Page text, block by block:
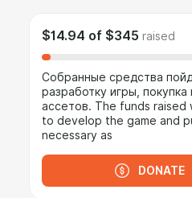
$14.94 of $345 raised
Собранные средства
разработку игры,
ассетов. The funds raised
to develop the game and
necessary as
DONATE